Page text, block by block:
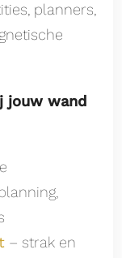
planners,
jouw wand
– strak en